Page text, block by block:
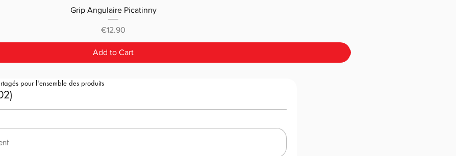
Grip Angulaire Picatinny
Price
€12.90
Add to Cart
pour l'ensemble des produits